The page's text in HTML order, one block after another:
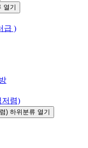
열기
급 )
저렴)
) 하위분류 열기